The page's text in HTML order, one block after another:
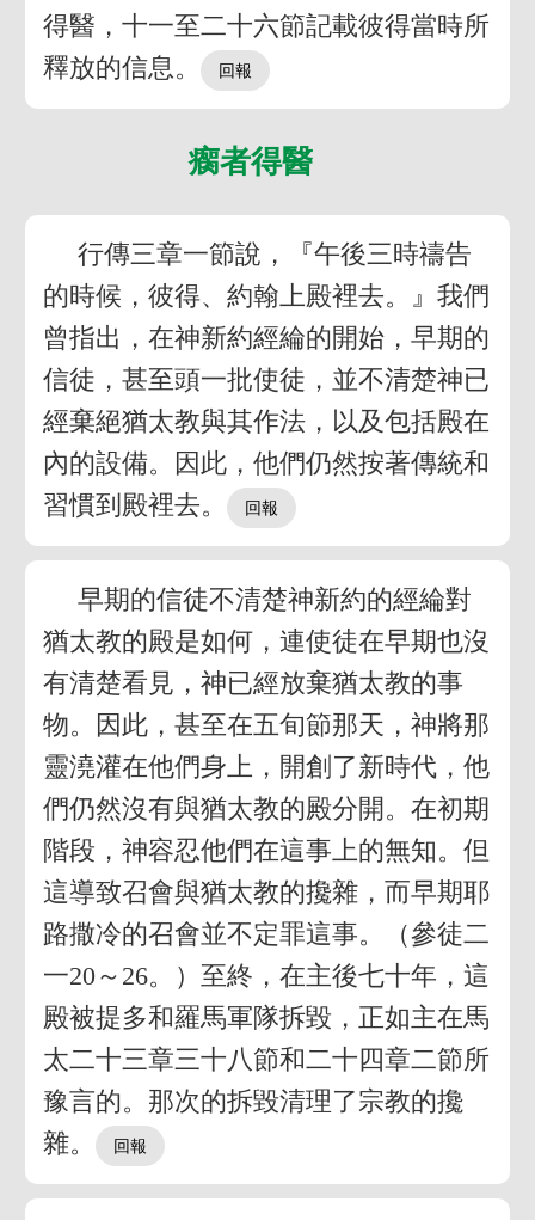
得醫，十一至二十六節記載彼得當時所
釋放的信息。
瘸者得醫
行傳三章一節說，『午後三時禱告
的時候，彼得、約翰上殿裡去。』我們
曾指出，在神新約經綸的開始，早期的
信徒，甚至頭一批使徒，並不清楚神已
經棄絕猶太教與其作法，以及包括殿在
內的設備。因此，他們仍然按著傳統和
習慣到殿裡去。
早期的信徒不清楚神新約的經綸對
猶太教的殿是如何，連使徒在早期也沒
有清楚看見，神已經放棄猶太教的事
物。因此，甚至在五旬節那天，神將那
靈澆灌在他們身上，開創了新時代，他
們仍然沒有與猶太教的殿分開。在初期
階段，神容忍他們在這事上的無知。但
這導致召會與猶太教的攙雜，而早期耶
路撒冷的召會並不定罪這事。（參徒二
一20～26。）至終，在主後七十年，這
殿被提多和羅馬軍隊拆毀，正如主在馬
太二十三章三十八節和二十四章二節所
豫言的。那次的拆毀清理了宗教的攙
雜。